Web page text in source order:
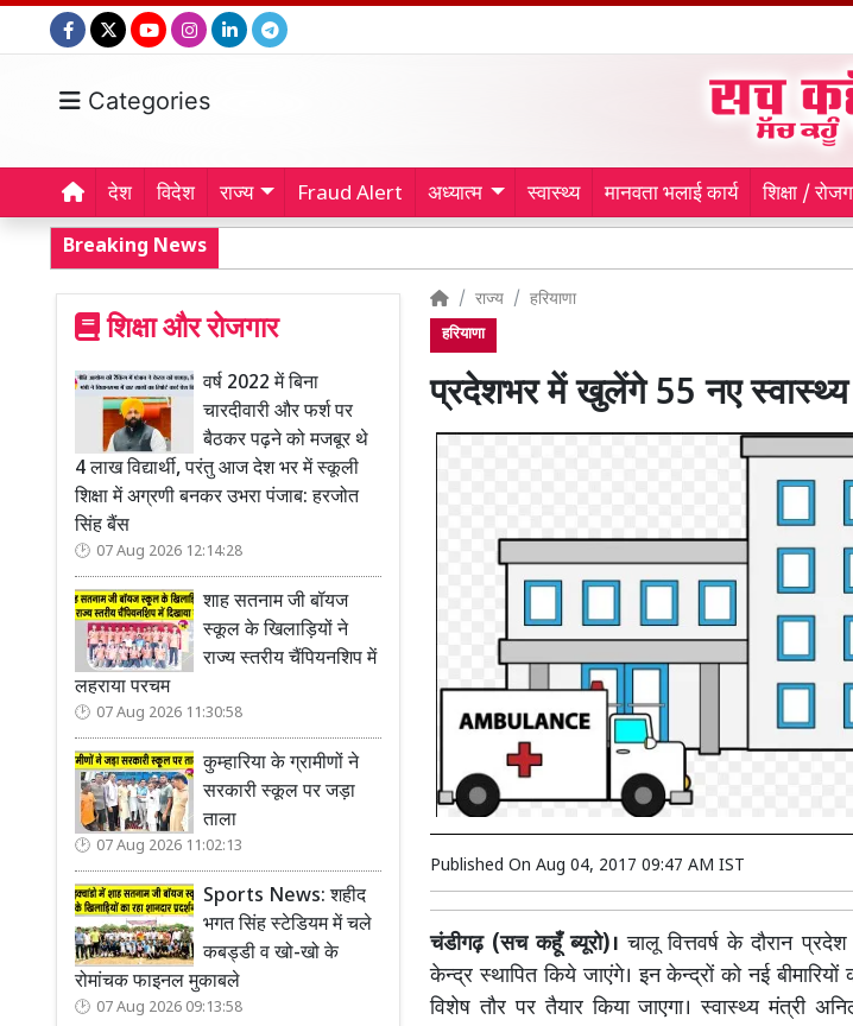
Categories
देश विदेश राज्य Fraud Alert अध्यात्म स्वास्थ्य मानवता भलाई कार्य शिक्षा /
Breaking News
शिक्षा और रोजगार
वर्ष 2022 में बिना
चारदीवारी और फर्श पर
बैठकर पढ़ने को मजबूर थे
4 लाख विद्यार्थी, परंतु आज देश भर में स्कूली
शिक्षा में अग्रणी बनकर उभरा पंजाब: हरजोत
सिंह बैंस
07 Aug 2026 12:14:28
शाह सतनाम जी बॉयज
स्कूल के खिलाड़ियों ने
राज्य स्तरीय चैंपियनशिप में
लहराया परचम
07 Aug 2026 11:30:58
कुम्हारिया के ग्रामीणों ने
सरकारी स्कूल पर जड़ा
ताला
07 Aug 2026 11:02:13
Sports News: शहीद
भगत सिंह स्टेडियम में चले
कबड्डी व खो-खो के
रोमांचक फाइनल मुकाबले
07 Aug 2026 09:13:58
राज्य हरियाणा
हरियाणा
प्रदेशभर में खुलेंगे 55 नए
Published On Aug 04, 2017 09:47 AM IST
चंडीगढ़ (सच कहूँ ब्यूरो)। चालू वित्तवर्ष के दौरान
केन्द्र स्थापित किये जाएंगे। इन केन्द्रों को नई
विशेष तौर पर तैयार किया जाएगा। स्वास्थ्य मंत्री